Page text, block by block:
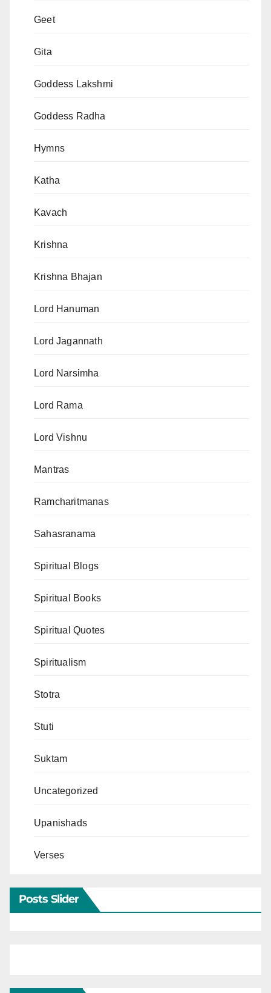
Geet
Gita
Goddess Lakshmi
Goddess Radha
Hymns
Katha
Kavach
Krishna
Krishna Bhajan
Lord Hanuman
Lord Jagannath
Lord Narsimha
Lord Rama
Lord Vishnu
Mantras
Ramcharitmanas
Sahasranama
Spiritual Blogs
Spiritual Books
Spiritual Quotes
Spiritualism
Stotra
Stuti
Suktam
Uncategorized
Upanishads
Verses
Posts Slider